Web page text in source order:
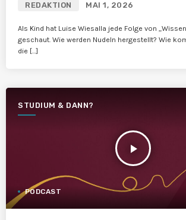
REDAKTION MAI 1, 2026
Als Kind hat Luise Wiesalla jede Folge von
geschaut. Wie werden Nudeln hergestellt? Wie
die […]
STUDIUM & DANN?
play_arrow
PODCAST